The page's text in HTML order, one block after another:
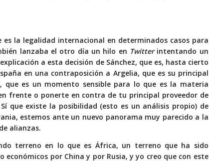
la legalidad internacional en determinados casos para
lanzaba el otro día un hilo en Twitter intentando un
a esta decisión de Sánchez, que es, hasta cierto
en una contraposición a Argelia, que es su principal
que es un momento sensible para lo que es la materia
frente o ponerte en contra de tu principal proveedor de
que existe la posibilidad (esto es un análisis propio) de
estemos ante un nuevo panorama muy parecido a la
alianzas.
terreno en lo que es África, un terreno que ha sido
por China y por Rusia, y yo creo que con este